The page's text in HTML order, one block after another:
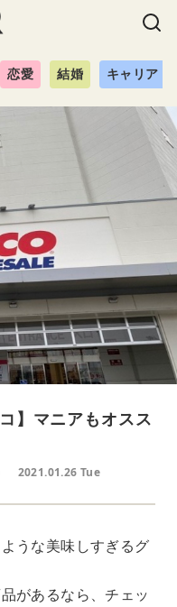
恋愛 結婚 キャリア
】マニアもオスス
2021.01.26 Tue
うな美味しすぎるグ
があるなら、チェッ